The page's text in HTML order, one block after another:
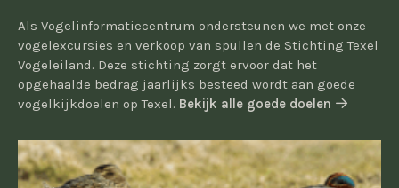
Als Vogelinformatiecentrum ondersteunen we met onze
vogelexcursies en verkoop van spullen de Stichting Texel
Vogeleiland. Deze stichting zorgt ervoor dat het
opgehaalde bedrag jaarlijks besteed wordt aan goede
vogelkijkdoelen op Texel. Bekijk alle goede doelen